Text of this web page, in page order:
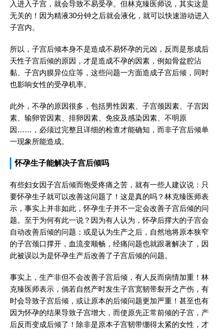
入进入子宫，就会导致不易受孕。但林克臻医师说，其实这是
无关的！因为精液30分钟之后就会液化，就可以快速游动进入
子宫内。
所以，子宫后倾本身不是造成不易怀孕的元凶，反而是形成后
天性子宫后倾的原因，才是造成不孕的因素，例如骨盆腔沾
黏、子宫内膜异位症等，这些问题一方面造成子宫后倾，同时
也影响女性的受孕机率。
此外，不孕的原因很多，包括男性因素、子宫颈因素、子宫因
素、输卵管因素、排卵因素、免疫及感染因素、不明原
因……，必须过完整且详细的检查才能确知，而非子宫后倾单
一现象所能造成。
怀孕生子能解决子宫后倾吗
有些妇女因子宫后倾而饱受疼痛之苦，就有一些人建议说：只
要怀孕生子就可以改善这问题了！这是真的吗？林克臻医师表
示，事实上并非如此，怀孕生子并不一定会改善子宫后倾的问
题。至于为何有此一说？因为有人认为，怀孕后撑大的子宫会
自动改善后倾的问题；或是认为生产之后，自然地将原本狭窄
的子宫颈口撑开，血流变顺畅，经痛问题也就跟著解决了，因
此被误以为是怀孕生产后改善了子宫后倾的问题。
事实上，生产非但不会改善子宫后倾，有人反而病情加重！林
克臻医师表示，倘若自然产时发生子宫宽韧带裂开之产伤，有
时会导致子宫后倾，或让原本的后倾问题更加严重！甚至也有
因为怀孕的结果导致子宫增大，而使原先正常前倾的子宫，产
后反而变成后倾了！除非是原本子宫韧带绷得太紧的女性，才